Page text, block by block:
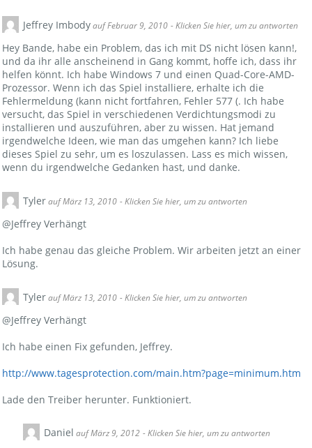
Jeffrey Imbodyauf Februar 9, 2010 - Klicken Sie hier, um zu antworten
Hey Bande, habe ein Problem, das ich mit DS nicht lösen kann!,
und da ihr alle anscheinend in Gang kommt, hoffe ich, dass ihr
helfen könnt. Ich habe Windows 7 und einen Quad-Core-AMD-
Prozessor. Wenn ich das Spiel installiere, erhalte ich die
Fehlermeldung (kann nicht fortfahren, Fehler 577 (. Ich habe
versucht, das Spiel in verschiedenen Verdichtungsmodi zu
installieren und auszuführen, aber zu wissen. Hat jemand
irgendwelche Ideen, wie man das umgehen kann? Ich liebe
dieses Spiel zu sehr, um es loszulassen. Lass es mich wissen,
wenn du irgendwelche Gedanken hast, und danke.
Tylerauf März 13, 2010 - Klicken Sie hier, um zu antworten
@Jeffrey Verhängt
Ich habe genau das gleiche Problem. Wir arbeiten jetzt an einer
Lösung.
Tylerauf März 13, 2010 - Klicken Sie hier, um zu antworten
@Jeffrey Verhängt
Ich habe einen Fix gefunden, Jeffrey.
http://www.tagesprotection.com/main.htm?page=minimum.htm
Lade den Treiber herunter. Funktioniert.
Daniel auf März 9, 2012 - Klicken Sie hier, um zu antworten